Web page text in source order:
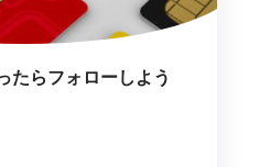
たらフォローしよう